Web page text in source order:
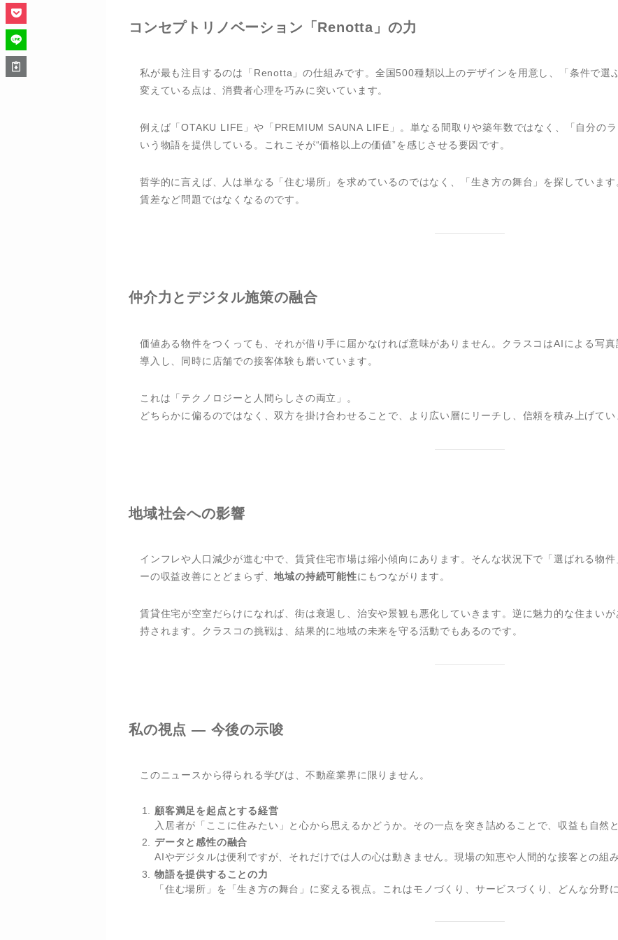
コンセプトリノベーション「Renotta」の力
私が最も注目するのは「Renotta」の仕組みです。全国500種類以上のデザインを用意し、「条件で選
変えている点は、消費者心理を巧みに突いています。
例えば「OTAKU LIFE」や「PREMIUM SAUNA LIFE」。単なる間取りや築年数ではなく、「自分の
いう物語を提供している。これこそが“価格以上の価値”を感じさせる要因です。
哲学的に言えば、人は単なる「住む場所」を求めているのではなく、「生き方の舞台」を探していま
賃差など問題ではなくなるのです。
仲介力とデジタル施策の融合
価値ある物件をつくっても、それが借り手に届かなければ意味がありません。クラスコはAIによる写
導入し、同時に店舗での接客体験も磨いています。
これは「テクノロジーと人間らしさの両立」。
どちらかに偏るのではなく、双方を掛け合わせることで、より広い層にリーチし、信頼を積み上げてい
地域社会への影響
インフレや人口減少が進む中で、賃貸住宅市場は縮小傾向にあります。そんな状況下で「選ばれる物
ーの収益改善にとどまらず、地域の持続可能性にもつながります。
賃貸住宅が空室だらけになれば、街は衰退し、治安や景観も悪化していきます。逆に魅力的な住まい
持されます。クラスコの挑戦は、結果的に地域の未来を守る活動でもあるのです。
私の視点 ― 今後の示唆
このニュースから得られる学びは、不動産業界に限りません。
顧客満足を起点とする経営
入居者が「ここに住みたい」と心から思えるかどうか。その一点を突き詰めることで、収益も自然
データと感性の融合
AIやデジタルは便利ですが、それだけでは人の心は動きません。現場の知恵や人間的な接客との組
物語を提供することの力
「住む場所」を「生き方の舞台」に変える視点。これはモノづくり、サービスづくり、どんな分野